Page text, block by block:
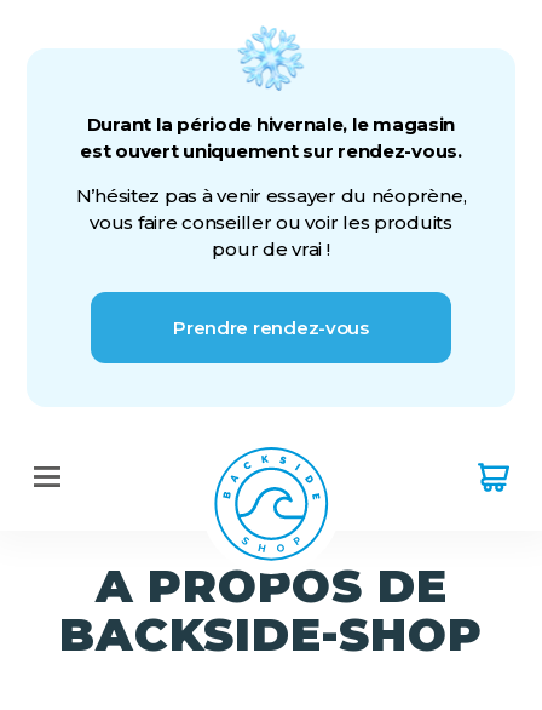
Durant la période hivernale, le magasin
est ouvert uniquement sur rendez-vous.
N’hésitez pas à venir essayer du néoprène,
vous faire conseiller ou voir les produits
pour de vrai !
Prendre rendez-vous
A PROPOS DE
BACKSIDE-SHOP